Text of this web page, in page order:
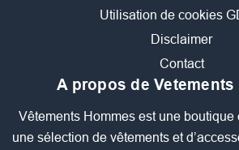
Utilisation de cookies
Disclaimer
Contact
A propos de Vetements
Vêtements Hommes est une
une sélection de vêtements et